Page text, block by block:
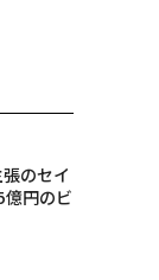
のセイ
円のビ